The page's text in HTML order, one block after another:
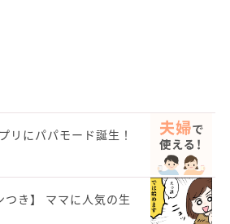
リにパパモード誕生！
つき】 ママに人気の生